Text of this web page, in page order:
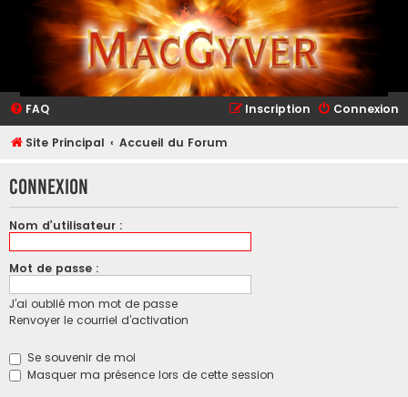
FAQ Connexion
Inscription
Site Principal Accueil du Forum
Connexion
Nom d’utilisateur :
Mot de passe :
J’ai oublié mon mot de passe
Renvoyer le courriel d’activation
Se souvenir de moi
Masquer ma présence lors de cette session